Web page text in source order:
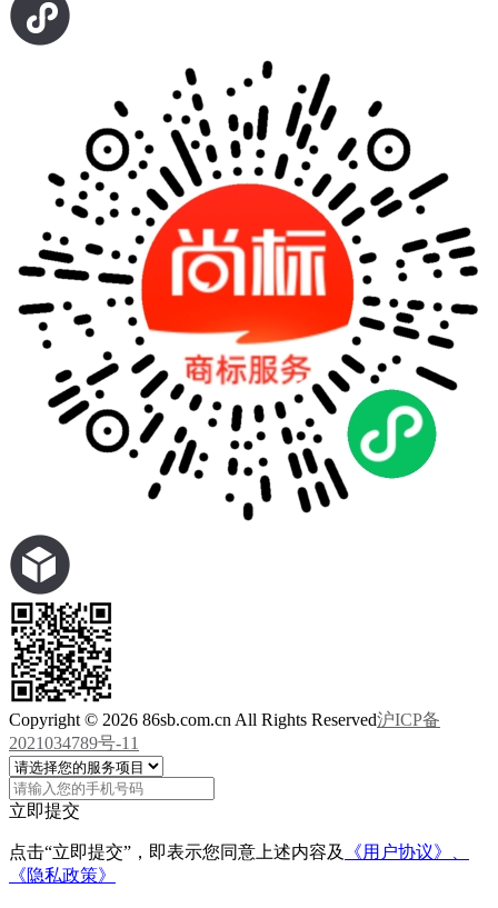
Copyright © 2026 86sb.com.cn All Rights Reserved沪ICP备
2021034789号-11
立即提交
点击“立即提交”，即表示您同意上述内容及
《用户协议》、
《隐私政策》